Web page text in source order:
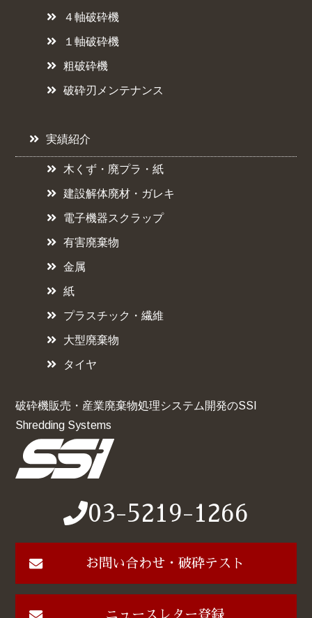
４軸破砕機
１軸破砕機
粗破砕機
破砕刃メンテナンス
実績紹介
木くず・廃プラ・紙
建設解体廃材・ガレキ
電子機器スクラップ
有害廃棄物
金属
紙
プラスチック・繊維
大型廃棄物
タイヤ
破砕機販売・産業廃棄物処理システム開発のSSI
Shredding Systems
03-5219-1266
お問い合わせ・破砕テスト
ニュースレター登録